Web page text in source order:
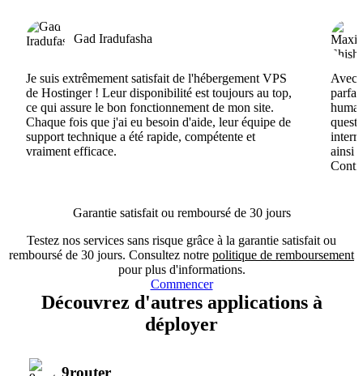
Gad Iradufasha
Je suis extrêmement satisfait de l'hébergement VPS
de Hostinger ! Leur disponibilité est toujours au top,
ce qui assure le bon fonctionnement de mon site.
Chaque fois que j'ai eu besoin d'aide, leur équipe de
support technique a été rapide, compétente et
vraiment efficace.
Avec
ainsi
Garantie satisfait ou remboursé de 30 jours
Testez nos services sans risque grâce à la garantie satisfait ou
remboursé de 30 jours. Consultez notre politique de remboursement
pour plus d'informations.
Commencer
Découvrez d'autres applications à
déployer
9router